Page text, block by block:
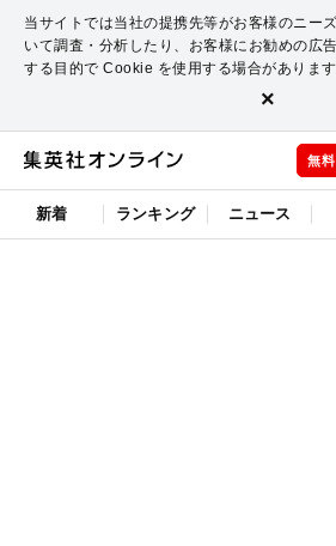
当サイトでは当社の提携先等がお客様のニー
いて調査・分析したり、お客様にお勧めの広
する目的で Cookie を使用する場合があります
×
無
新着 ランキング ニュース